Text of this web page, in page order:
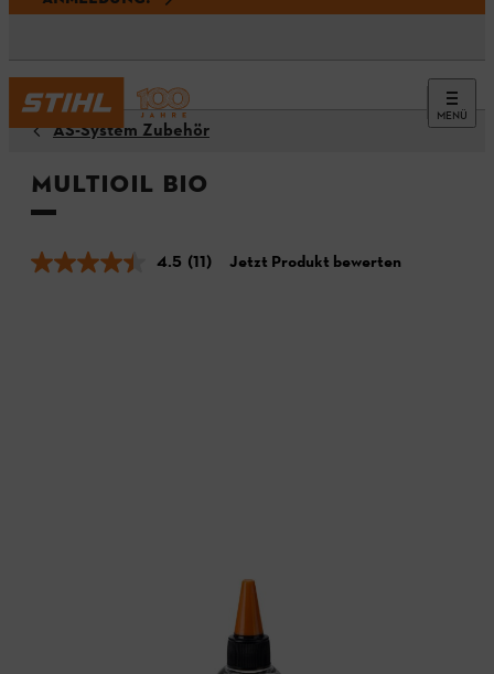
MENÜ
AS-System Zubehör
Multioil Bio
4.5 (11) Jetzt Produkt bewerten